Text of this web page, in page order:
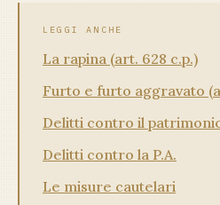
LEGGI ANCHE
La rapina (art. 628 c.p.)
Furto e furto aggravato
Delitti contro il
Delitti contro la P.A.
Le misure cautelari